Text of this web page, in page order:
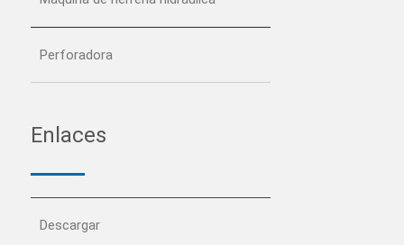
Perforadora
Enlaces
Descargar